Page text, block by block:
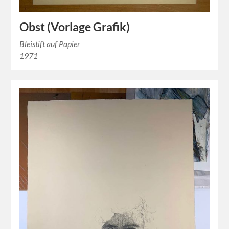
Obst (Vorlage Grafik)
Bleistift auf Papier
1971